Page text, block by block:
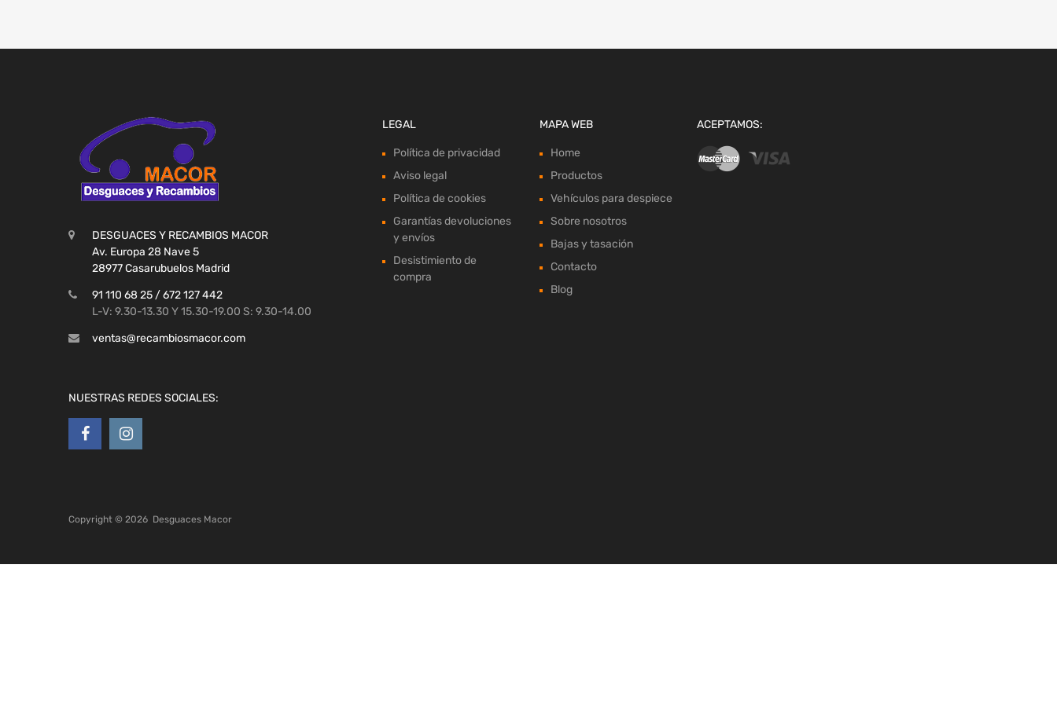
DESGUACES Y RECAMBIOS MACOR
Av. Europa 28 Nave 5
28977 Casarubuelos Madrid
91 110 68 25 / 672 127 442
L-V: 9.30-13.30 Y 15.30-19.00 S: 9.30-14.00
ventas@recambiosmacor.com
NUESTRAS REDES SOCIALES:
LEGAL
Política de privacidad
Aviso legal
Política de cookies
Garantías devoluciones
y envíos
Desistimiento de
compra
MAPA WEB
Home
Productos
Vehículos para despiece
Sobre nosotros
Bajas y tasación
Contacto
Blog
ACEPTAMOS:
Copyright © 2026 Desguaces Macor